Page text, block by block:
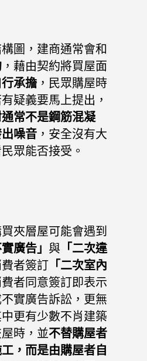
圖，建商通常會和
，藉由契約將買屋面
承擔 ，民眾購屋時
疑義要馬上提出，
常不是鋼筋混凝
噪音 ，安全沒有大
眾能否接受。
夾層屋可能會遇到
實廣告」 與 「二次違
費者簽訂 「二次室內
者同意簽訂即表示
實廣告訴訟，更無
更有少數不肖建築
時，並不替購屋者
，而是由購屋者自